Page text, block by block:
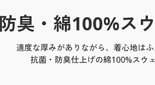
臭・綿100%ス
適度な厚みがありながら、着心地は
抗菌・防臭仕上げの綿100%スウ